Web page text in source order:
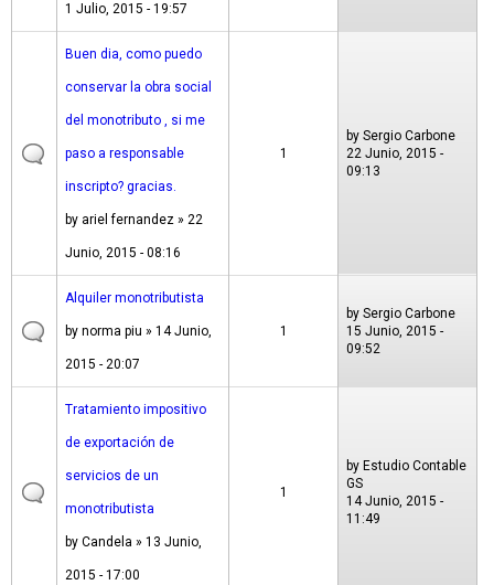
1 Julio, 2015 - 19:57
Buen dia, como puedo
conservar la obra social
del monotributo , si me
paso a responsable
inscripto? gracias.
by ariel fernandez » 22
Junio, 2015 - 08:16
1
by Sergio Carbone
22 Junio, 2015 -
09:13
Alquiler monotributista
by norma piu » 14 Junio,
2015 - 20:07
1
by Sergio Carbone
15 Junio, 2015 -
09:52
Tratamiento impositivo
de exportación de
servicios de un
monotributista
by Candela » 13 Junio,
2015 - 17:00
1
by Estudio Contable
GS
14 Junio, 2015 -
11:49